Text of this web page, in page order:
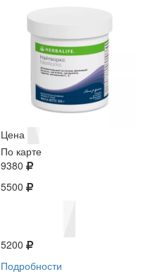
Цена
По карте
9380
5500
5200
Подробности